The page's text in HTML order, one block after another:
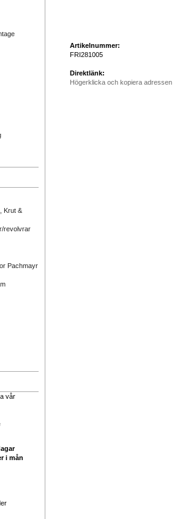
Krut &
revolvrar
Pachmayr
vår
i mån
Artikelnummer:
FRI281005
Direktlänk:
Högerklicka och kopiera adressen